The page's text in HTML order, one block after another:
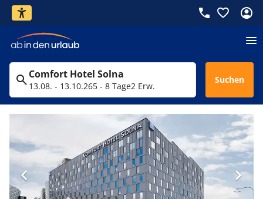
Comfort Hotel Solna
13.08. - 13.10.265 - 8 Tage2 Erw.
Suchen